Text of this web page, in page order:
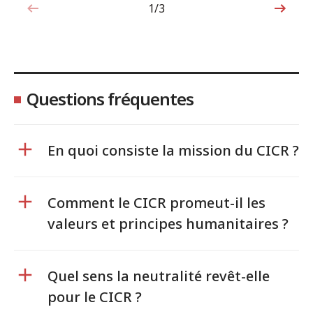
1sur3
1/3
Questions fréquentes
En quoi consiste la mission du CICR ?
Comment le CICR promeut-il les
valeurs et principes humanitaires ?
Quel sens la neutralité revêt-elle
pour le CICR ?